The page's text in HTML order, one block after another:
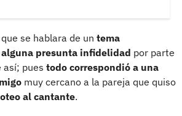
se hablara de un tema
alguna presunta infidelidad por parte
así; pues todo correspondió a una
muy cercano a la pareja que quiso
al cantante.